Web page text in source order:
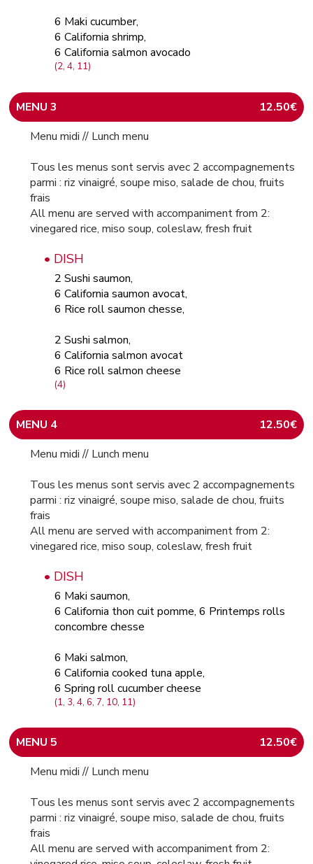
6 Maki cucumber,
6 California shrimp,
6 California salmon avocado
(2, 4, 11)
MENU 3
12.50€
Menu midi // Lunch menu
Tous les menus sont servis avec 2 accompagnements
parmi : riz vinaigré, soupe miso, salade de chou, fruits
frais
All menu are served with accompaniment from 2:
vinegared rice, miso soup, coleslaw, fresh fruit
• DISH
2 Sushi saumon,
6 California saumon avocat,
6 Rice roll saumon chesse,
2 Sushi salmon,
6 California salmon avocat
6 Rice roll salmon cheese
(4)
MENU 4
12.50€
Menu midi // Lunch menu
Tous les menus sont servis avec 2 accompagnements
parmi : riz vinaigré, soupe miso, salade de chou, fruits
frais
All menu are served with accompaniment from 2:
vinegared rice, miso soup, coleslaw, fresh fruit
• DISH
6 Maki saumon,
6 California thon cuit pomme, 6 Printemps rolls
concombre chesse
6 Maki salmon,
6 California cooked tuna apple,
6 Spring roll cucumber cheese
(1, 3, 4, 6, 7, 10, 11)
MENU 5
12.50€
Menu midi // Lunch menu
Tous les menus sont servis avec 2 accompagnements
parmi : riz vinaigré, soupe miso, salade de chou, fruits
frais
All menu are served with accompaniment from 2: